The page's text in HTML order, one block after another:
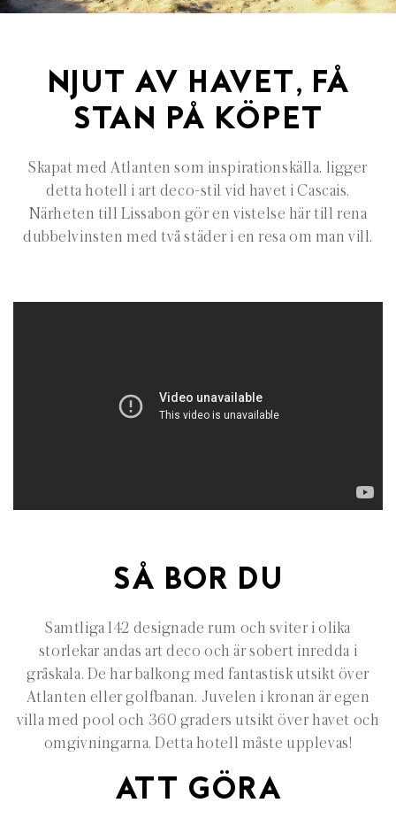
NJUT AV HAVET, FÅ
STAN PÅ KÖPET
Skapat med Atlanten som inspirationskälla, ligger
detta hotell i art deco-stil vid havet i Cascais.
Närheten till Lissabon gör en vistelse här till rena
dubbelvinsten med två städer i en resa om man vill.
SÅ BOR DU
Samtliga 142 designade rum och sviter i olika
storlekar andas art deco och är sobert inredda i
gråskala. De har balkong med fantastisk utsikt över
Atlanten eller golfbanan. Juvelen i kronan är egen
villa med pool och 360 graders utsikt över havet och
omgivningarna. Detta hotell måste upplevas!
ATT GÖRA